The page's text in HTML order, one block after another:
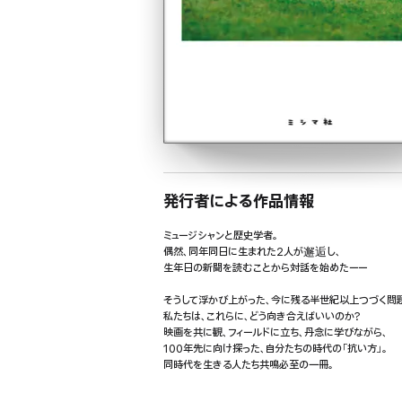
発行者による作品情報
ミュージシャンと歴史学者。
偶然、同年同日に生まれた2人が邂逅し、
生年日の新聞を読むことから対話を始めたーー
そうして浮かび上がった、今に残る半世紀以上つづく問
私たちは、これらに、どう向き合えばいいのか?
映画を共に観、フィールドに立ち、丹念に学びながら、
100年先に向け探った、自分たちの時代の「抗い方」。
同時代を生きる人たち共鳴必至の一冊。